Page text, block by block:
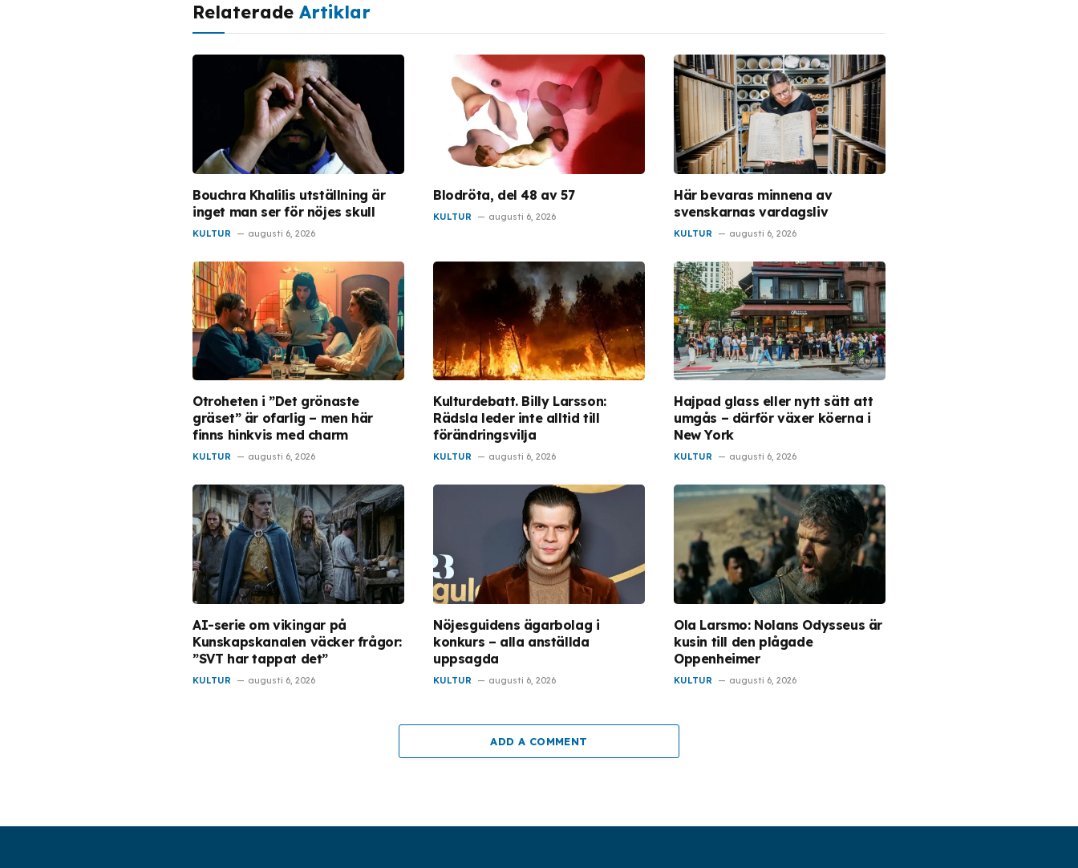
Relaterade Artiklar
Bouchra Khalilis utställning är
inget man ser för nöjes skull
KULTUR augusti 6, 2026
Blodröta, del 48 av 57
KULTUR augusti 6, 2026
Här bevaras minnena av
svenskarnas vardagsliv
KULTUR augusti 6, 2026
Otroheten i ”Det grönaste
gräset” är ofarlig – men här
finns hinkvis med charm
KULTUR augusti 6, 2026
Kulturdebatt. Billy Larsson:
Rädsla leder inte alltid till
förändringsvilja
KULTUR augusti 6, 2026
Hajpad glass eller nytt sätt att
umgås – därför växer köerna i
New York
KULTUR augusti 6, 2026
AI-serie om vikingar på
Kunskapskanalen väcker frågor:
”SVT har tappat det”
KULTUR augusti 6, 2026
Nöjesguidens ägarbolag i
konkurs – alla anställda
uppsagda
KULTUR augusti 6, 2026
Ola Larsmo: Nolans Odysseus är
kusin till den plågade
Oppenheimer
KULTUR augusti 6, 2026
ADD A COMMENT